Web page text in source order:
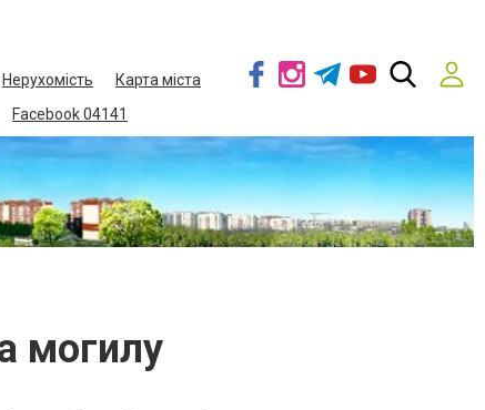
Нерухомість
Карта міста
Facebook 04141
могилу